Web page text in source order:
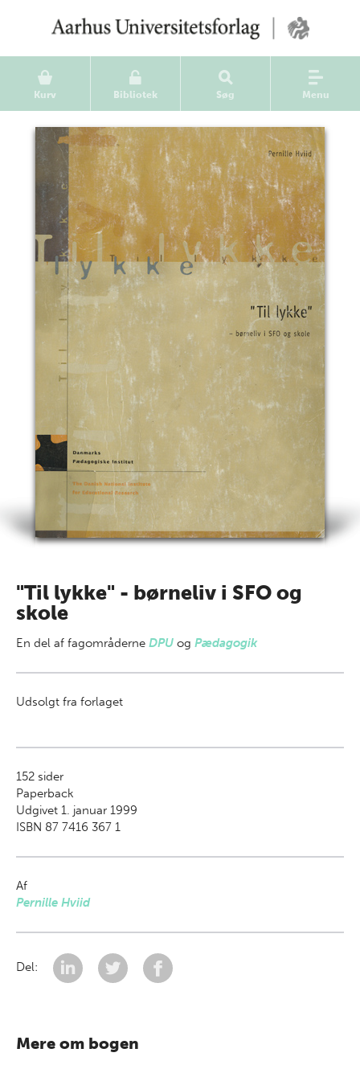
Kurv Bibliotek Søg Menu
"Til lykke" - børneliv i SFO og
skole
En del af fagområderne DPU og Pædagogik
Udsolgt fra forlaget
152 sider
Paperback
Udgivet 1. januar 1999
ISBN 87 7416 367 1
Af
Pernille Hviid
Del:
Mere om bogen